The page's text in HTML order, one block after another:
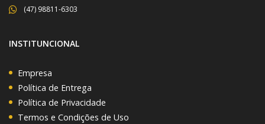
(47) 98811-6303
INSTITUNCIONAL
Empresa
Política de Entrega
Política de Privacidade
Termos e Condições de Uso